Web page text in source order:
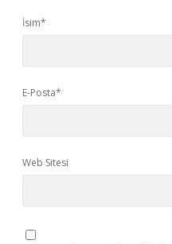
İsim*
E-Posta*
Web Sitesi